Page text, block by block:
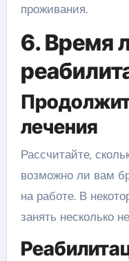
проживания.
6. Время
лечения
Рассчитайте,
возможно ли вам
на работе. В
занять несколько